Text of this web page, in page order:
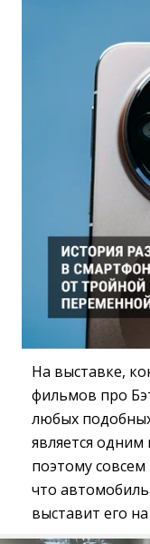
На выставке,
фильмов про
любых
является
поэтому
что
выставит его